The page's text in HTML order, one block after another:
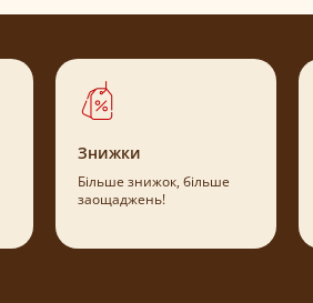
Знижки
Більше знижок, більше
заощаджень!